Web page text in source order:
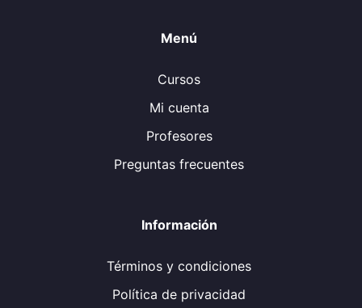
Menú
Cursos
Mi cuenta
Profesores
Preguntas frecuentes
Información
Términos y condiciones
Política de privacidad